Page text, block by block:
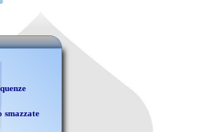
smazzate